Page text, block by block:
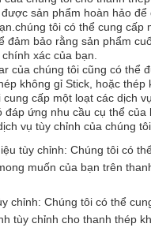
sản phẩm hoàn hảo để
tôi có thể cung cấp
đảm bảo rằng sản phẩm
xác của bạn.
của chúng tôi cũng có thể
không gỉ Stick, hoặc thép
cung cấp một loạt các dịch
đáp ứng nhu cầu cụ thể của
vụ tùy chỉnh của chúng
tùy chỉnh: Chúng tôi có
muốn của bạn trên
chỉnh: Chúng tôi có thể
tùy chỉnh cho thanh thép